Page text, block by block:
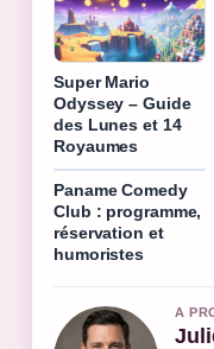
Super Mario
Odyssey – Guide
des Lunes et 14
Royaumes
Paname Comedy
Club : programme,
réservation et
humoristes
A